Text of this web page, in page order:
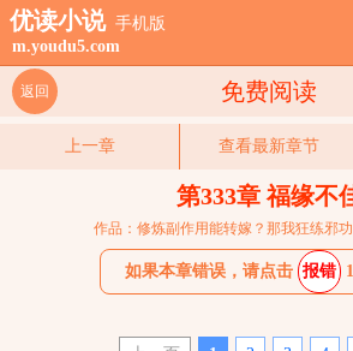
优读小说 手机版
m.youdu5.com
免费阅读
返回
上一章 查看最新章节
第333章 福缘不
作品：修炼副作用能转嫁？那我狂练邪功
如果本章错误，请点击 报错